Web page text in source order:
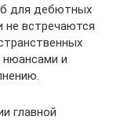
для дебютных
не встречаются
нюансами и
главной